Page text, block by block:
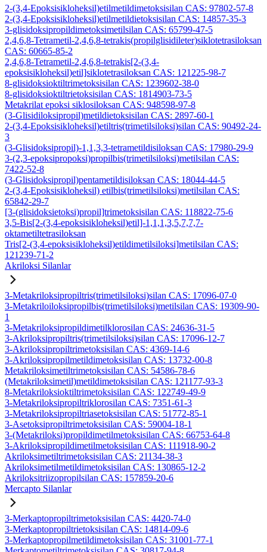
2-(3,4-Epoksisikloheksil)etilmetildimetoksisilan CAS: 97802-57-8
2-(3,4-Epoksisikloheksil)etilmetildietoksisilan CAS: 14857-35-3
3-glisidoksipropildimetoksimetilsilan CAS: 65799-47-5
2,4,6,8-Tetrametil-2,4,6,8-tetrakis(propilglisidileter)siklotetrasiloksan
CAS: 60665-85-2
2,4,6,8-Tetrametil-2,4,6,8-tetrakis[2-(3,4-
epoksisikloheksil)etil]siklotetrasiloksan CAS: 121225-98-7
8-glisidoksioktiltrimetoksisilan CAS: 1239602-38-0
8-glisidoksioktiltrietoksisilan CAS: 1814903-73-5
Metakrilat epoksi siklosiloksan CAS: 948598-97-8
(3-Glisidiloksipropil)metildietoksisilan CAS: 2897-60-1
2-(3,4-Epoksisikloheksil)etiltris(trimetilsiloksi)silan CAS: 90492-24-
3
(3-Glisidoksipropil)-1,1,3,3-tetrametildisiloksan CAS: 17980-29-9
3-(2,3-epoksipropoksi)propilbis(trimetilsiloksi)metilsilan CAS:
7422-52-8
(3-Glisidoksipropil)pentametildisiloksan CAS: 18044-44-5
2-(3,4-Epoksisikloheksil) etilbis(trimetilsiloksi)metilsilan CAS:
65842-29-7
[3-(glisidoksietoksi)propil]trimetoksisilan CAS: 118822-75-6
3,5-Bis[2-(3,4-epoksisikloheksil)etil]-1,1,1,3,5,7,7,7-
oktametiltetrasiloksan
Tris[2-(3,4-epoksisikloheksil)etildimetilsiloksi]metilsilan CAS:
121239-71-2
Akriloksi Silanlar
3-Metakriloksipropiltris(trimetilsiloksi)silan CAS: 17096-07-0
3-Metakriloiloksipropilbis(trimetilsiloksi)metilsilan CAS: 19309-90-
1
3-Metakriloksipropildimetilklorosilan CAS: 24636-31-5
3-Akriloksipropiltris(trimetilsiloksi)silan CAS: 17096-12-7
3-Akriloksipropiltrimetoksisilan CAS: 4369-14-6
3-Akriloksipropilmetildimetoksisilan CAS: 13732-00-8
Metakriloksimetiltrimetoksisilan CAS: 54586-78-6
(Metakriloksimetil)metildimetoksisilan CAS: 121177-93-3
8-Metakriloksioktiltrimetoksisilan CAS: 122749-49-9
3-Metakriloksipropiltriklorosilan CAS: 7351-61-3
3-Metakriloksipropiltriasetoksisilan CAS: 51772-85-1
3-Asetoksipropiltrimetoksisilan CAS: 59004-18-1
3-(Metakriloksi)propildimetilmetoksisilan CAS: 66753-64-8
3-Akriloksipropildimetilmetoksisilan CAS: 111918-90-2
Akriloksimetiltrimetoksisilan CAS: 21134-38-3
Akriloksimetilmetildimetoksisilan CAS: 130865-12-2
Akriloksitriizopropilsilan CAS: 157859-20-6
Mercapto Silanlar
3-Merkaptopropiltrimetoksisilan CAS: 4420-74-0
3-Merkaptopropiltrietoksisilan CAS: 14814-09-6
3-Merkaptopropilmetildimetoksisilan CAS: 31001-77-1